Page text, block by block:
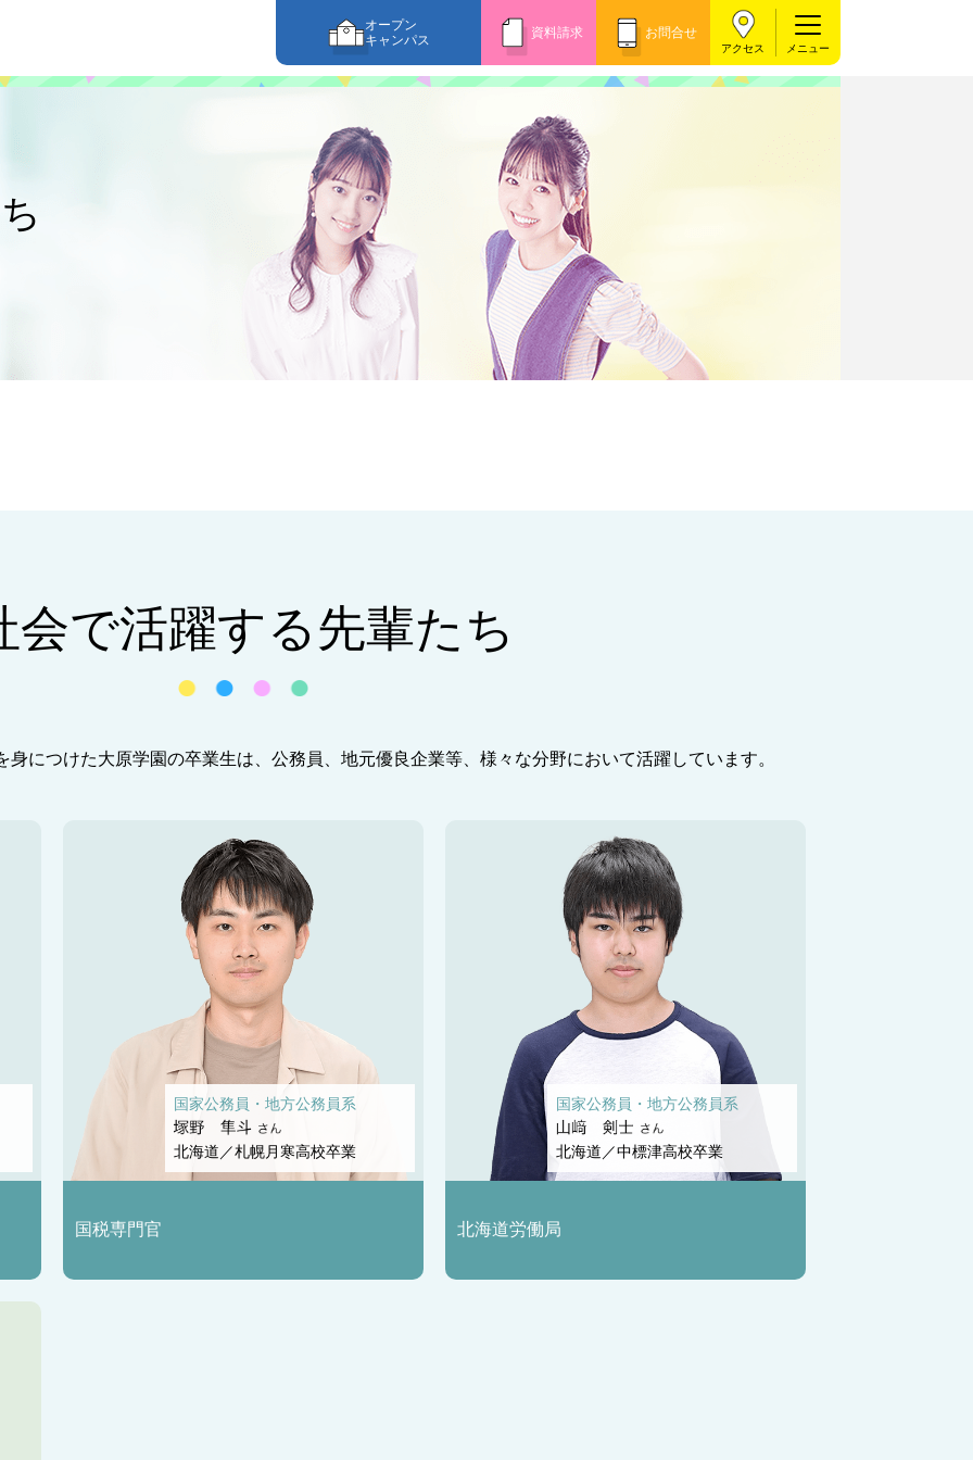
オープン
キャンパス
資料請求 お問合せ
アクセス
会で活躍する先輩たち
につけた大原学園の卒業生は、公務員、地元優良企業等、様々な分野において活躍しています。
国家公務員・地方公務員系
北海道／札幌月寒高校卒業
国税専門官
国家公務員・地方公務員系
北海道／中標津高校卒業
北海道労働局